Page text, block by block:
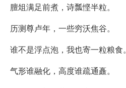
膻俎满足前煮，诗瓢悭半粒。
历测尊卢年，一些穷沃焦谷。
谁不是浮点泡，我也寄一粒粮食。
气形谁融化，高度谁疏通矗。